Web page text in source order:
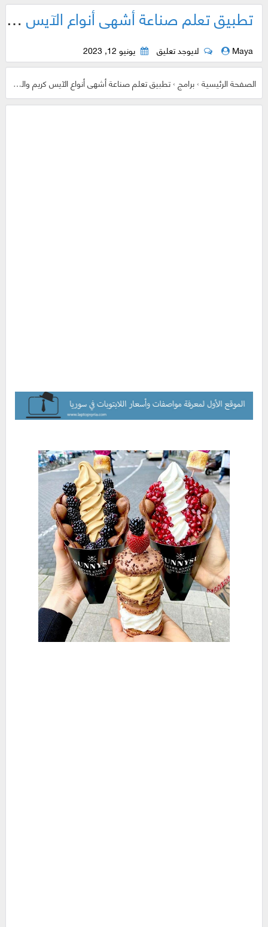
تطبيق تعلم صناعة أشهى أنواع الآيس كريم والشوكولامو
Maya لايوجد تعليق يونيو 12, 2023
الصفحة الرئيسية›برامج›تطبيق تعلم صناعة أشهى أنواع الآيس كريم والشوكولامو